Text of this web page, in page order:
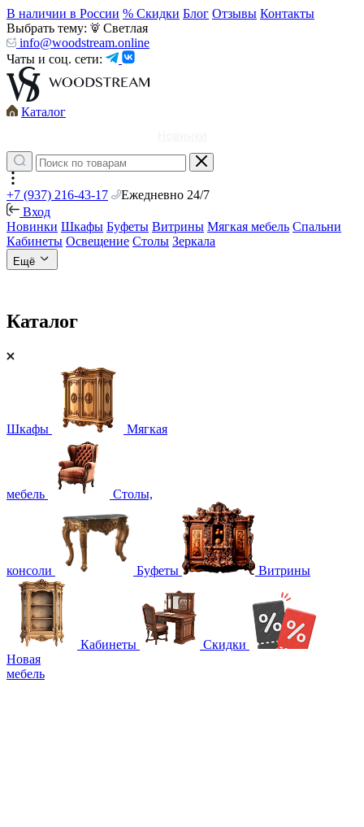
В наличии в России % Скидки Блог Отзывы Контакты
Выбрать тему:
Светлая
info@woodstream.online
Чаты и соц. сети:
Каталог
+7 (937) 216-43-17
Ежедневно 24/7
Вход
Новинки Шкафы Буфеты Витрины Мягкая мебель Спальни
Кабинеты Освещение Столы Зеркала
Ещё
Каталог
Шкафы Мягкая
мебель Столы,
консоли Буфеты Витрины
Кабинеты
Скидки
Новая
мебель